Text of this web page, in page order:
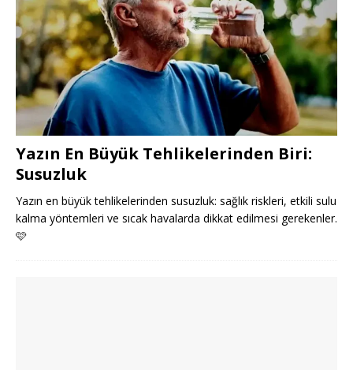
Yazın En Büyük Tehlikelerinden Biri:
Susuzluk
Yazın en büyük tehlikelerinden susuzluk: sağlık riskleri, etkili sulu
kalma yöntemleri ve sıcak havalarda dikkat edilmesi gerekenler.
🩷